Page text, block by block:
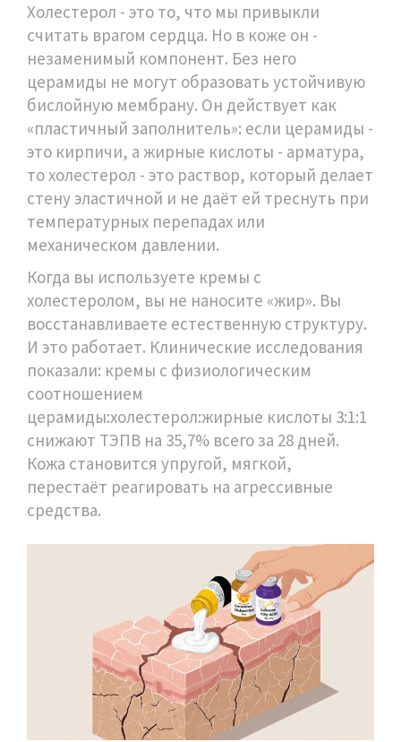
Холестерол - это то, что мы привыкли
считать врагом сердца. Но в коже он -
незаменимый компонент. Без него
церамиды не могут образовать устойчивую
бислойную мембрану. Он действует как
«пластичный заполнитель»: если церамиды -
это кирпичи, а жирные кислоты - арматура,
то холестерол - это раствор, который делает
стену эластичной и не даёт ей треснуть при
температурных перепадах или
механическом давлении.
Когда вы используете кремы с
холестеролом, вы не наносите «жир». Вы
восстанавливаете естественную структуру.
И это работает. Клинические исследования
показали: кремы с физиологическим
соотношением
церамиды:холестерол:жирные кислоты 3:1:1
снижают ТЭПВ на 35,7% всего за 28 дней.
Кожа становится упругой, мягкой,
перестаёт реагировать на агрессивные
средства.